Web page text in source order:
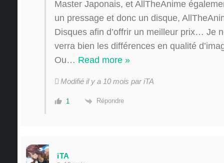
Master Japonais, et AllTheAnime
un pressage et donc un disque,
Disques afin d’offrir un meilleur prix… Je
verra bien les différences en qualité
Ou… Read more »
Modifié il y a 10 mois par iTA
1 Répondre
iTA